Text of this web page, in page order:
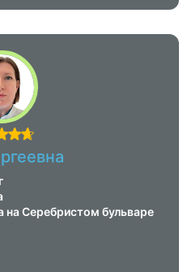
Серебристом бульваре